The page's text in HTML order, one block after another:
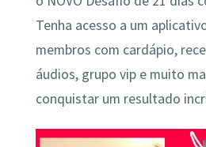
Tenha acesso a um
membros com cardápio,
áudios, grupo vip e muito
conquistar um resultado